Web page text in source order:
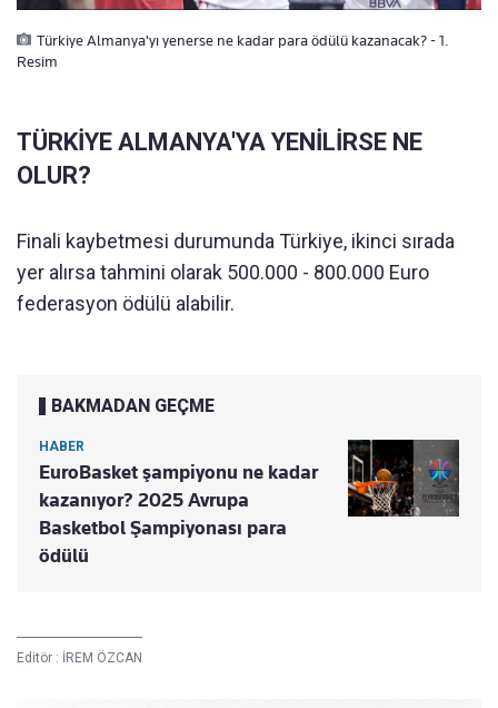
Türkiye Almanya'yı yenerse ne kadar para ödülü kazanacak? - 1.
Resim
TÜRKİYE ALMANYA'YA YENİLİRSE NE
OLUR?
Finali kaybetmesi durumunda Türkiye, ikinci sırada
yer alırsa tahmini olarak 500.000 - 800.000 Euro
federasyon ödülü alabilir.
BAKMADAN GEÇME
HABER
EuroBasket şampiyonu ne kadar
kazanıyor? 2025 Avrupa
Basketbol Şampiyonası para
ödülü
Editör : İREM ÖZCAN